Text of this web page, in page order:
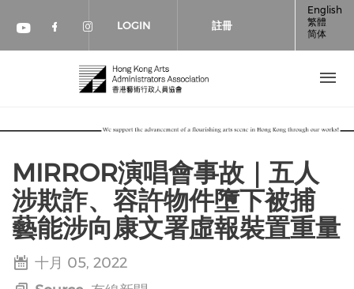
Check our social media on youtube
Check our social media on
Check our social media on
LOGIN 註冊
English
繁體
简体
MIRROR演唱會事故｜五人
涉欺詐、容許物件墮下被捕
藝能涉向康文署虛報裝置重量
十月 05, 2022